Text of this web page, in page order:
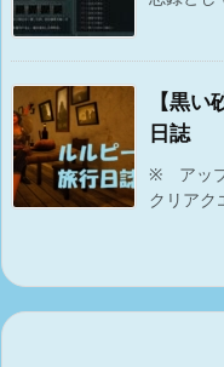
【黒
日誌
※ アップ
クリアク